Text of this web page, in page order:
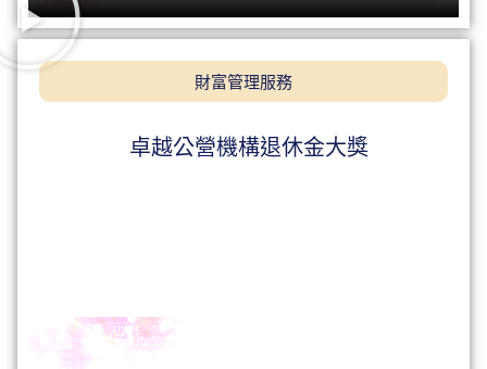
財富管理服務
卓越公營機構退休金大獎